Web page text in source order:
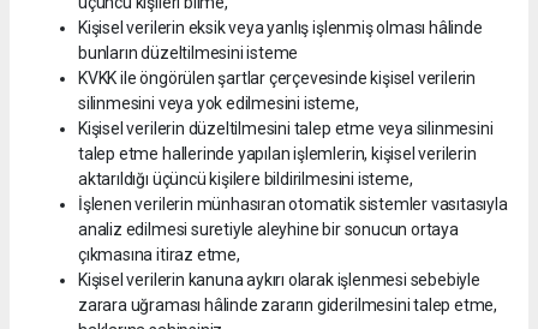
Kişisel verilerin eksik veya yanlış işlenmiş olması hâlinde
bunların düzeltilmesini isteme
KVKK ile öngörülen şartlar çerçevesinde kişisel verilerin
silinmesini veya yok edilmesini isteme,
Kişisel verilerin düzeltilmesini talep etme veya silinmesini
talep etme hallerinde yapılan işlemlerin, kişisel verilerin
aktarıldığı üçüncü kişilere bildirilmesini isteme,
İşlenen verilerin münhasıran otomatik sistemler vasıtasıyla
analiz edilmesi suretiyle aleyhine bir sonucun ortaya
çıkmasına itiraz etme,
Kişisel verilerin kanuna aykırı olarak işlenmesi sebebiyle
zarara uğraması hâlinde zararın giderilmesini talep etme,